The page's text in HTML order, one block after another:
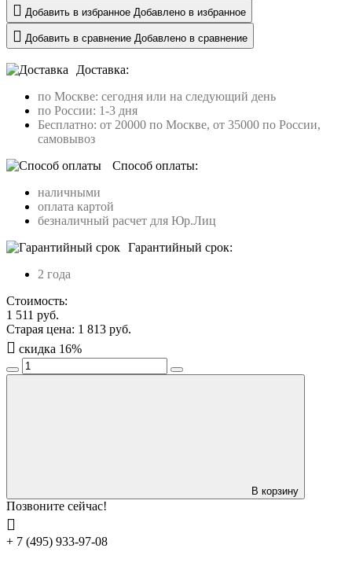
Добавить в избранное Добавлено в избранное
Добавить в сравнение Добавлено в сравнение
Доставка:
по Москве: сегодня или на следующий день
по России: 1-3 дня
Бесплатно: от 20000 по Москве, от 35000 по России,
самовывоз
Способ оплаты:
наличными
оплата картой
безналичный расчет для Юр.Лиц
Гарантийный срок:
2 года
Стоимость:
1 511 руб.
Старая цена: 1 813 руб.
скидка 16%
В корзину
Позвоните сейчас!
+ 7 (495) 933-97-08